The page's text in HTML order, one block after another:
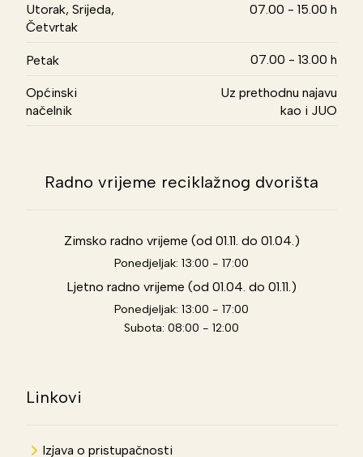
Utorak, Srijeda,
Četvrtak
07.00 - 15.00 h
Petak 07.00 - 13.00 h
Općinski
načelnik
Uz prethodnu najavu
kao i JUO
Radno vrijeme reciklažnog dvorišta
Zimsko radno vrijeme (od 01.11. do 01.04.)
Ponedjeljak: 13:00 - 17:00
Ljetno radno vrijeme (od 01.04. do 01.11.)
Ponedjeljak: 13:00 - 17:00
Subota: 08:00 - 12:00
Linkovi
Izjava o pristupačnosti